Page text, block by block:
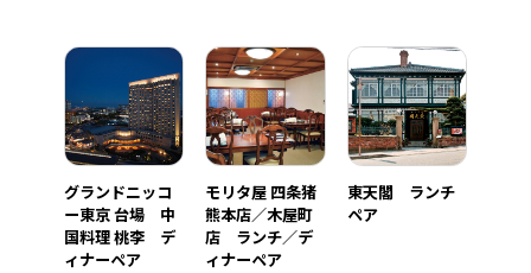
グランドニッコ
ー東京 台場 中
国料理 桃李 デ
ィナーペア
モリタ屋 四条猪
熊本店／木屋町
店 ランチ／デ
ィナーペア
東天閣 ランチ
ペア